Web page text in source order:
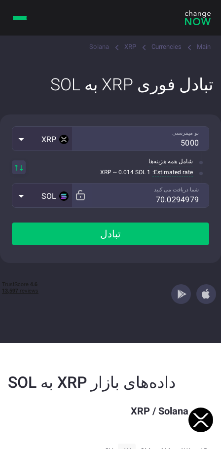
Main
Currencies
XRP
Solana
تبادل فوری XRP به SOL
تو میفرستی
XRP
شامل همه هزینه‌ها
Estimated rate:
1 XRP ~ 0.014 SOL
شما دریافت می کنید
SOL
تبادل
داده‌های بازار XRP به SOL
XRP / Solana